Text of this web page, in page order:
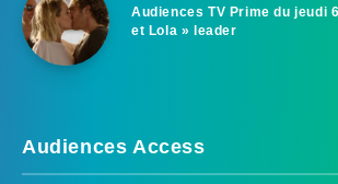
Audiences TV Prime du jeudi
et Lola » leader
Audiences Access